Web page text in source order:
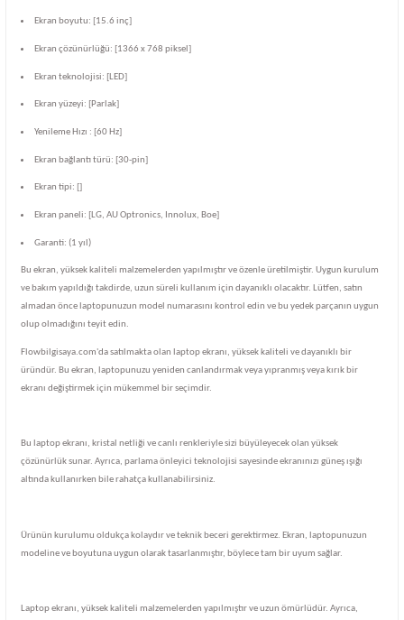
Ekran boyutu: [15.6 inç]
Ekran çözünürlüğü: [1366 x 768 piksel]
Ekran teknolojisi: [LED]
Ekran yüzeyi: [Parlak]
Yenileme Hızı : [60 Hz]
Ekran bağlantı türü: [30-pin]
Ekran tipi: []
Ekran paneli: [LG, AU Optronics, Innolux, Boe]
Garanti: (1 yıl)
Bu ekran, yüksek kaliteli malzemelerden yapılmıştır ve özenle üretilmiştir. Uygun kurulum
ve bakım yapıldığı takdirde, uzun süreli kullanım için dayanıklı olacaktır. Lütfen, satın
almadan önce laptopunuzun model numarasını kontrol edin ve bu yedek parçanın uygun
olup olmadığını teyit edin.
Flowbilgisaya.com'da satılmakta olan laptop ekranı, yüksek kaliteli ve dayanıklı bir
üründür. Bu ekran, laptopunuzu yeniden canlandırmak veya yıpranmış veya kırık bir
ekranı değiştirmek için mükemmel bir seçimdir.
Bu laptop ekranı, kristal netliği ve canlı renkleriyle sizi büyüleyecek olan yüksek
çözünürlük sunar. Ayrıca, parlama önleyici teknolojisi sayesinde ekranınızı güneş ışığı
altında kullanırken bile rahatça kullanabilirsiniz.
Ürünün kurulumu oldukça kolaydır ve teknik beceri gerektirmez. Ekran, laptopunuzun
modeline ve boyutuna uygun olarak tasarlanmıştır, böylece tam bir uyum sağlar.
Laptop ekranı, yüksek kaliteli malzemelerden yapılmıştır ve uzun ömürlüdür. Ayrıca,